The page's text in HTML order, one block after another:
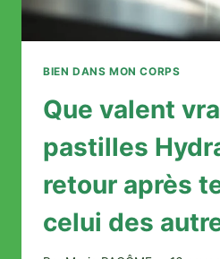
BIEN DANS MON CORPS
Que valent
pastilles
retour après
celui des